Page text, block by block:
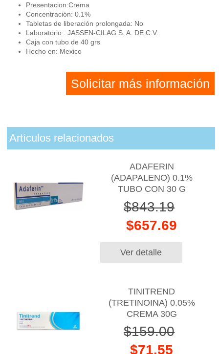
Presentacion:Crema
Concentración: 0.1%
Tabletas de liberación prolongada: No
Laboratorio : JASSEN-CILAG S. A. DE C.V.
Caja con tubo de 40 grs
Hecho en: Mexico
Solicitar más información
Artículos relacionados
ADAFERIN
(ADAPALENO) 0.1%
TUBO CON 30 G
$843.19
$657.69
Ver detalle
TINITREND
(TRETINOINA) 0.05%
CREMA 30G
$159.00
$71.55